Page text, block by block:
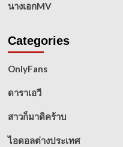
นางเอกMV
Categories
OnlyFans
ดาราเอวี
สาวก็มาดิคร้าบ
ไอดอลต่างประเทศ